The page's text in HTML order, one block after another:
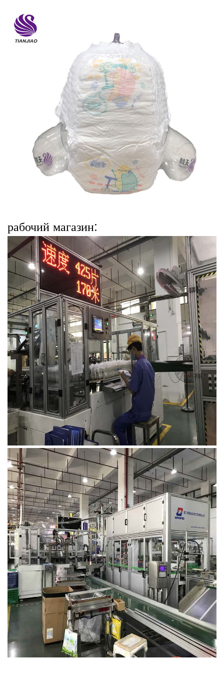
рабочий магазин: